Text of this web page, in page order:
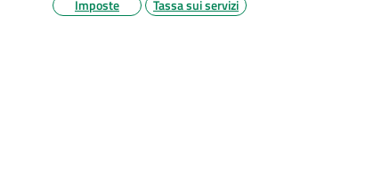
Imposte Tassa sui servizi